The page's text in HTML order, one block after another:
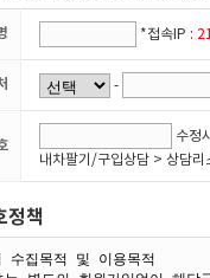
*접속IP :
-
수정
내차팔기/구입상담 > 상담리
정책